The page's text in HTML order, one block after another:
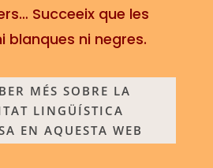
Succeeix que les
blanques ni negres.
MÉS SOBRE LA
LINGÜÍSTICA
EN AQUESTA WEB